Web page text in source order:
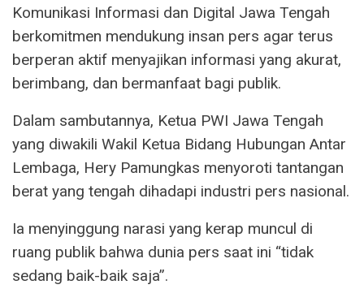
Komunikasi Informasi dan Digital Jawa Tengah
berkomitmen mendukung insan pers agar terus
berperan aktif menyajikan informasi yang akurat,
berimbang, dan bermanfaat bagi publik.
Dalam sambutannya, Ketua PWI Jawa Tengah
yang diwakili Wakil Ketua Bidang Hubungan Antar
Lembaga, Hery Pamungkas menyoroti tantangan
berat yang tengah dihadapi industri pers nasional.
Ia menyinggung narasi yang kerap muncul di
ruang publik bahwa dunia pers saat ini “tidak
sedang baik-baik saja”.